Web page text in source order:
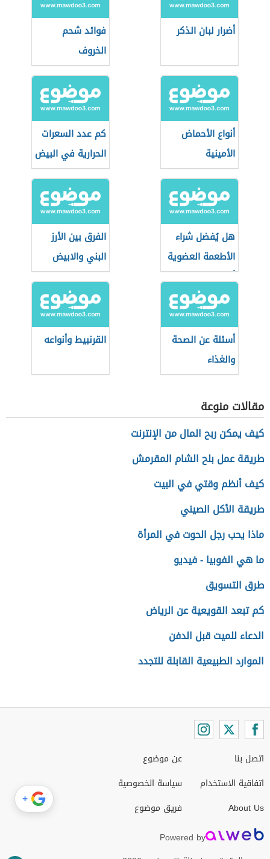
أضرار لبان الذكر
فوائد شحم
الخروف
أنواع الأحماض
الأمينية
كم عدد السعرات
الحرارية في البيض
هل يُفضل شراء
الأطعمة العضوية
أثناء التسوق؟
الفرق بين الأرز
البني والابيض
أسئلة عن الصحة
والغذاء
القرنبيط وأنواعه
مقالات منوعة
كيف يمكن ربح المال من الإنترنت
طريقة عمل بلح الشام المقرمش
كيف أنظم وقتي في البيت
طريقة الأكل الصيني
ماذا يحب رجل الحوت في المرأة
ما هي الفوبيا - فيديو
طرق التسويق
كم تبعد القويعية عن الرياض
الدعاء للميت قبل الدفن
الموارد الطبيعية القابلة للتجدد
اتصل بنا
اتفاقية الاستخدام
About Us
عن موضوع
سياسة الخصوصية
فريق موضوع
Powered by
+